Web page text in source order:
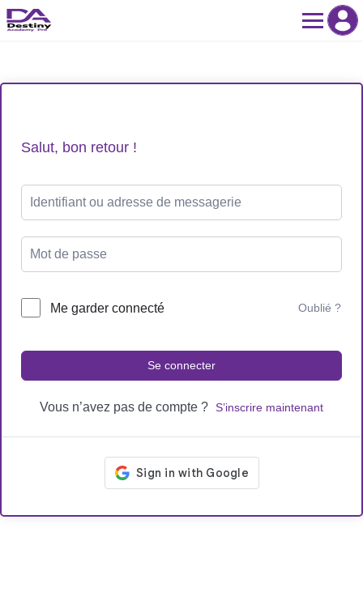
Skip
to
Salut, bon retour !
Me garder connecté Oublié ?
Se connecter
Vous n’avez pas de compte ? S’inscrire maintenant